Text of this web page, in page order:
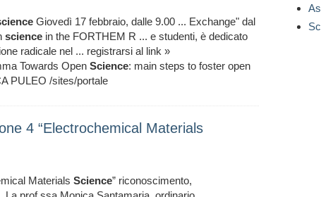
Giovedì 17 febbraio, dalle 9.00 ... Exchange" dal
science in the FORTHEM R ... e studenti, è dedicato
radicale nel ... registrarsi al link »
Towards Open Science: main steps to foster open
PULEO /sites/portale
4 “Electrochemical Materials
Materials Science” riconoscimento,